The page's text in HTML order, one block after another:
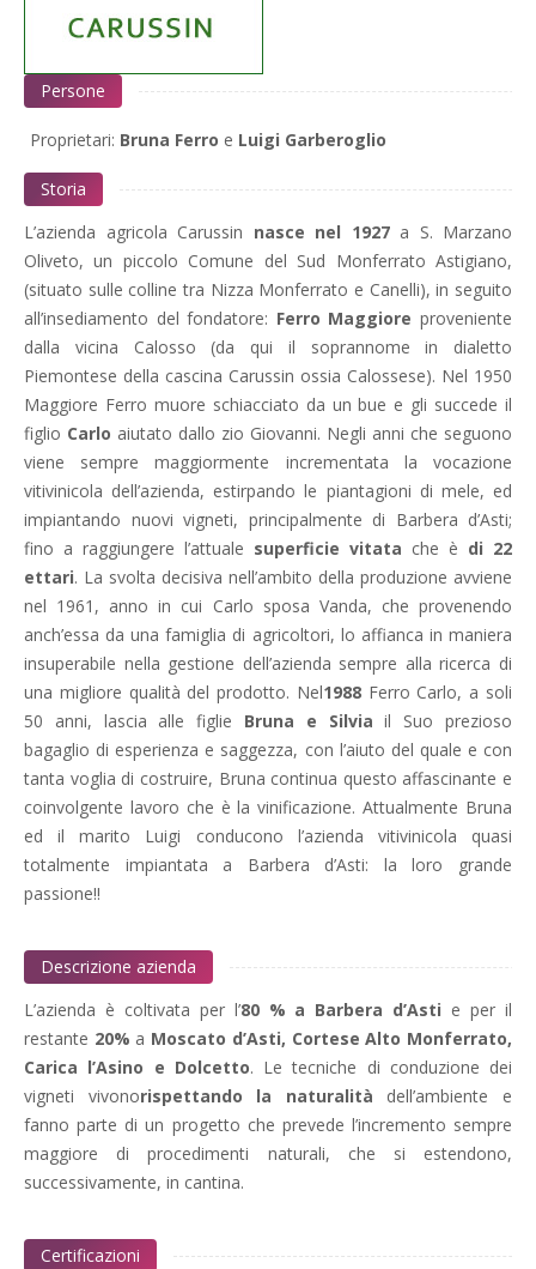
Persone
Proprietari: Bruna Ferro e Luigi Garberoglio
Storia
L’azienda agricola Carussin nasce nel 1927a S. Marzano
Oliveto, un piccolo Comune del Sud Monferrato Astigiano,
(situato sulle colline tra Nizza Monferrato e Canelli), in seguito
all’insediamento del fondatore: Ferro Maggiore proveniente
dalla vicina Calosso (da qui il soprannome in dialetto
Piemontese della cascina Carussin ossia Calossese). Nel 1950
Maggiore Ferro muore schiacciato da un bue e gli succede il
figlio Carlo aiutato dallo zio Giovanni. Negli anni che seguono
viene sempre maggiormente incrementata la vocazione
vitivinicola dell’azienda, estirpando le piantagioni di mele, ed
impiantando nuovi vigneti, principalmente di Barbera d’Asti;
fino a raggiungere l’attuale superficie vitata che è di 22
ettari. La svolta decisiva nell’ambito della produzione avviene
nel 1961, anno in cui Carlo sposa Vanda, che provenendo
anch’essa da una famiglia di agricoltori, lo affianca in maniera
insuperabile nella gestione dell’azienda sempre alla ricerca di
una migliore qualità del prodotto. Nel1988Ferro Carlo, a soli
50 anni, lascia alle figlie Bruna e Silvia il Suo prezioso
bagaglio di esperienza e saggezza, con l’aiuto del quale e con
tanta voglia di costruire, Bruna continua questo affascinante e
coinvolgente lavoro che è la vinificazione. Attualmente Bruna
ed il marito Luigi conducono l’azienda vitivinicola quasi
totalmente impiantata a Barbera d’Asti: la loro grande
passione!!
Descrizione azienda
L’azienda è coltivata per l’80 % a Barbera d’Asti e per il
restante 20% a Moscato d’Asti, Cortese Alto Monferrato,
Carica l’Asino e Dolcetto. Le tecniche di conduzione dei
vigneti vivonorispettando la naturalità dell’ambiente e
fanno parte di un progetto che prevede l’incremento sempre
maggiore di procedimenti naturali, che si estendono,
successivamente, in cantina.
Certificazioni